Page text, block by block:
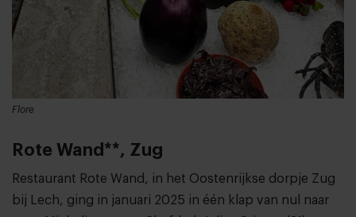
Flore
Rote Wand**, Zug
Restaurant Rote Wand, in het Oostenrijkse dorpje Zug
bij Lech, ging in januari 2025 in één klap van nul naar